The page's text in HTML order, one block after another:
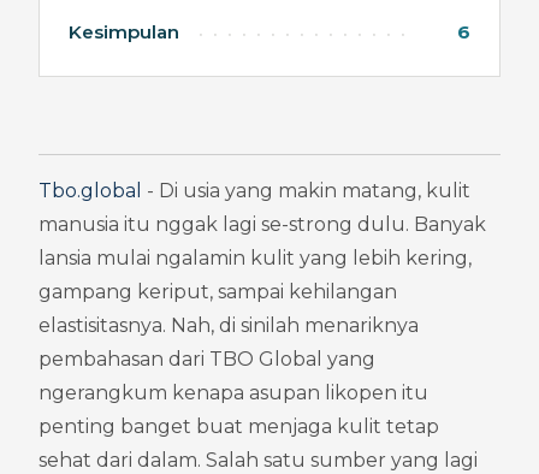
Kesimpulan 6
Tbo.global - Di usia yang makin matang, kulit
manusia itu nggak lagi se-strong dulu. Banyak
lansia mulai ngalamin kulit yang lebih kering,
gampang keriput, sampai kehilangan
elastisitasnya. Nah, di sinilah menariknya
pembahasan dari TBO Global yang
ngerangkum kenapa asupan likopen itu
penting banget buat menjaga kulit tetap
sehat dari dalam. Salah satu sumber yang lagi